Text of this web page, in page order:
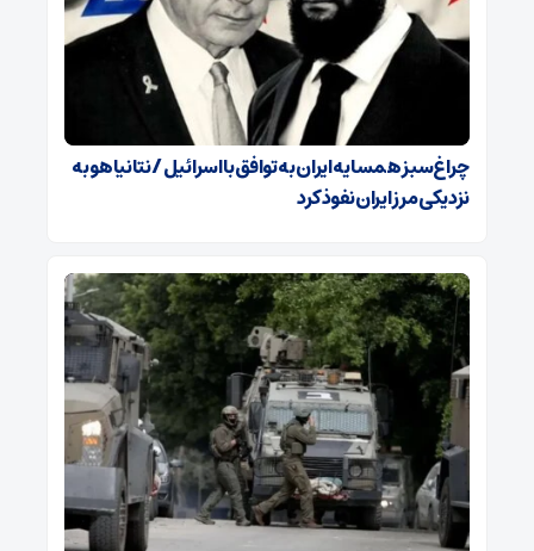
چراغ‌سبز همسایه ایران به توافق با اسرائیل / نتانیاهو به
نزدیکی مرز ایران نفوذ کرد